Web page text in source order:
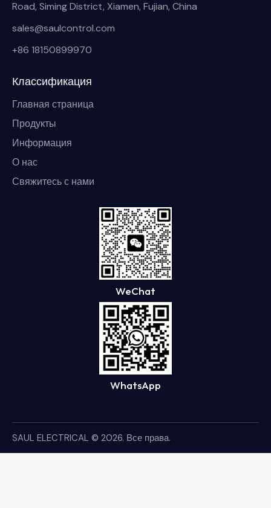
Road, Siming District, Xiamen, Fujian, China
sales@saulcontrol.com
+86 18150899970
Классификация
Главная страница
Продукты
Информация
О нас
Свяжитесь с нами
WeChat
WhatsApp
SAUL ELECTRICAL © 2026. Все права.